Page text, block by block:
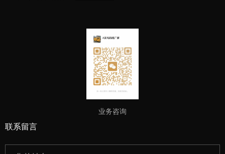
业务咨询
联系留言